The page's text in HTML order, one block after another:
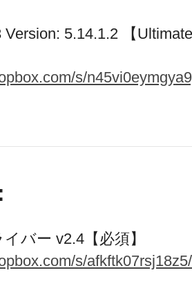
Version: 5.14.1.2 【
s/
バー v2.4【必須】
s/